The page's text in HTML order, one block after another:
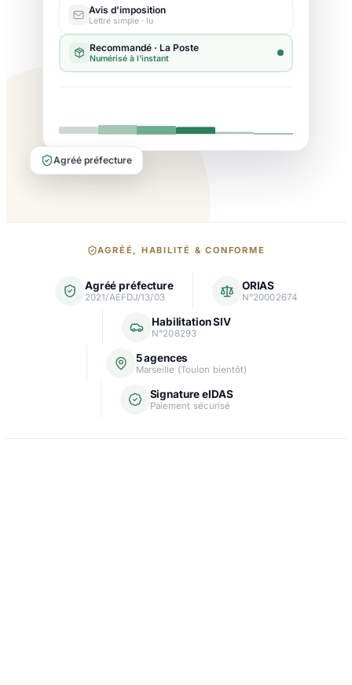
Avis d'imposition
Lettre simple · lu
Agréé préfecture
AGRÉÉ, HABILITÉ & CONFORME
Agréé préfecture
2021/AEFDJ/13/03
ORIAS
N°20002674
Habilitation SIV
N°208293
5 agences
Marseille (Toulon bientôt)
Signature eIDAS
Paiement sécurisé